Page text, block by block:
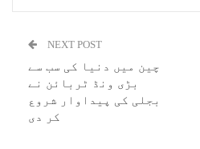
NEXT POST
چین میں دنیا کی سب سے
بڑی ونڈ ٹربائن نے
بجلی کی پیداوار شروع
کر دی